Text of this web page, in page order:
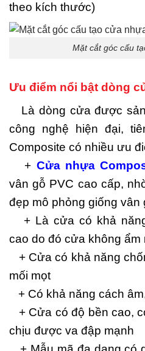
theo kích thước)
Mặt cắt góc cấu
Ưu điểm nổi bật dòng
Là dòng cửa được
công nghệ hiện đại,
Composite có nhiều ưu
+ Cửa nhựa
vân gỗ PVC cao cấp,
đẹp mô phỏng giống vân
+ Là cửa có khả
cao do đó cửa không ẩm
+ Cửa có khả năng
mối mọt
+ Có khả năng cách
+ Cửa có độ bền cao,
chịu được va đập mạnh